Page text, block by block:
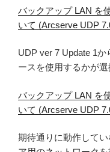
バックアップ LAN を
いて (Arcserve UDP
UDP ver 7 Update 1
ースを使用するかが選
バックアップ LAN を
いて (Arcserve UDP
期待通りに動作して